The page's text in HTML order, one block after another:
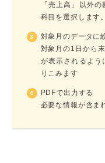
「売上高」以外
科目を選択します。
対象月のデータに
対象月の1日から
が表示されるよ
りこみます
PDFで出力する
必要な情報が含ま